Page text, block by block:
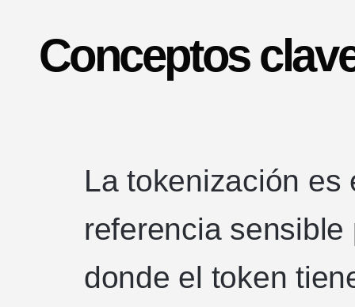
Conceptos
La tokenización es
referencia
donde el token